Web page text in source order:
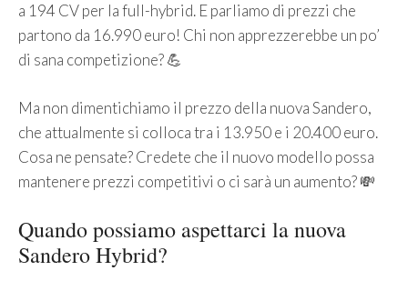
a 194 CV per la full-hybrid. E parliamo di prezzi che
partono da 16.990 euro! Chi non apprezzerebbe un po’
di sana competizione? 💪
Ma non dimentichiamo il prezzo della nuova Sandero,
che attualmente si colloca tra i 13.950 e i 20.400 euro.
Cosa ne pensate? Credete che il nuovo modello possa
mantenere prezzi competitivi o ci sarà un aumento? 💸
Quando possiamo aspettarci la nuova
Sandero Hybrid?